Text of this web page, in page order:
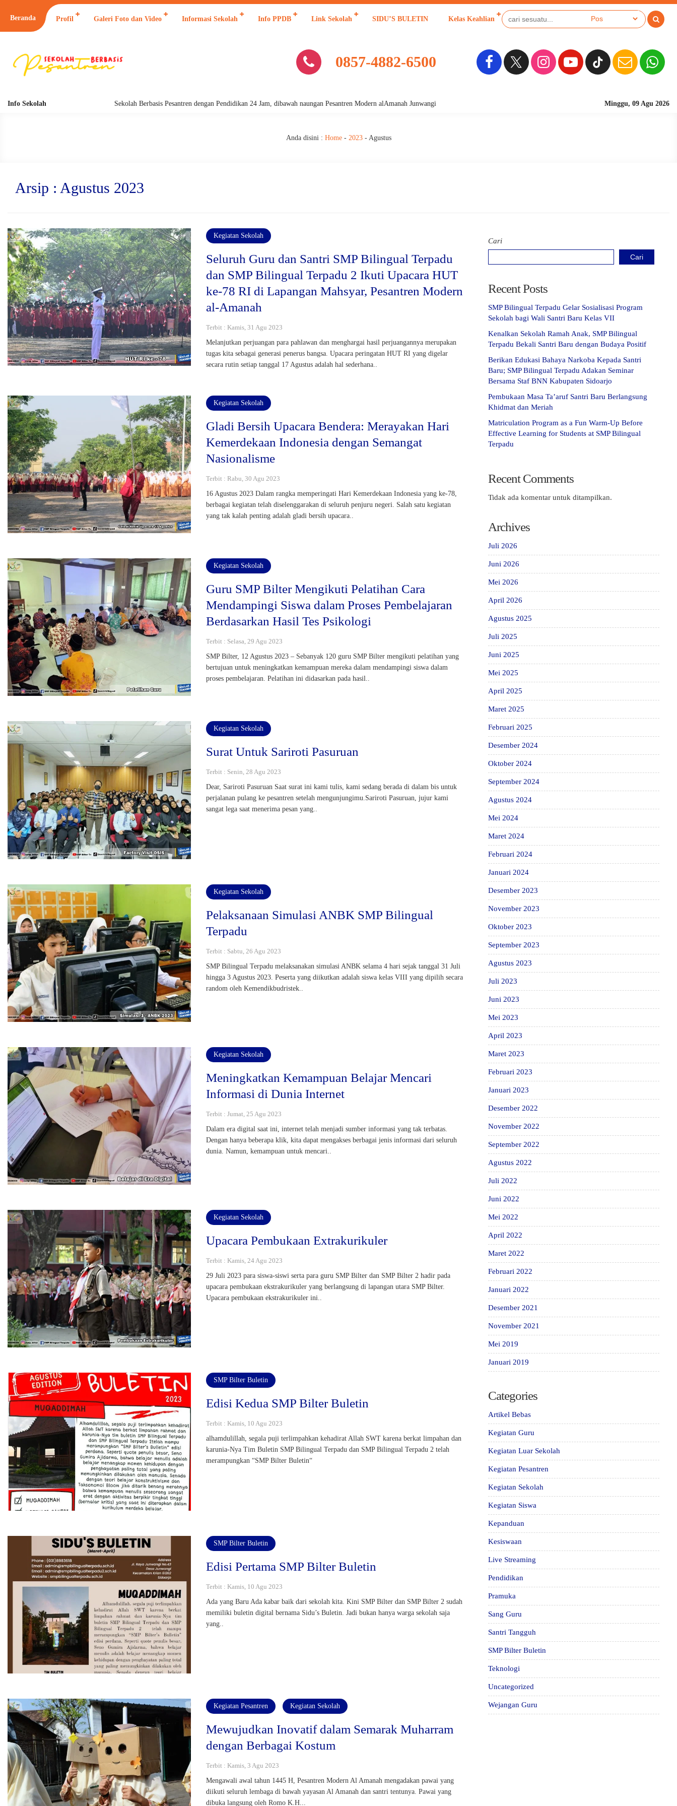
Beranda Profil Galeri Foto dan Video Informasi Sekolah Info PPDB Link Sekolah SIDU’S BULETIN Kelas Keahlian
0857-4882-6500
Info Sekolah Minggu, 09 Agu 2026
Sekolah Berbasis
Sekolah Berbasis Pesantren dengan Pendidikan 24 Jam, dibawah naungan Pesantren Modern alAmanah Junwangi
Anda disini : Home- 2023- Agustus
Arsip : Agustus 2023
Kegiatan Sekolah
Seluruh Guru dan Santri SMP Bilingual Terpadu
dan SMP Bilingual Terpadu 2 Ikuti Upacara HUT
ke-78 RI di Lapangan Mahsyar, Pesantren Modern
al-Amanah
Terbit : Kamis, 31 Agu 2023
Melanjutkan perjuangan para pahlawan dan menghargai hasil perjuangannya merupakan
tugas kita sebagai generasi penerus bangsa. Upacara peringatan HUT RI yang digelar
secara rutin setiap tanggal 17 Agustus adalah hal sederhana..
Kegiatan Sekolah
Gladi Bersih Upacara Bendera: Merayakan Hari
Kemerdekaan Indonesia dengan Semangat
Nasionalisme
Terbit : Rabu, 30 Agu 2023
16 Agustus 2023 Dalam rangka memperingati Hari Kemerdekaan Indonesia yang ke-78,
berbagai kegiatan telah diselenggarakan di seluruh penjuru negeri. Salah satu kegiatan
yang tak kalah penting adalah gladi bersih upacara..
Kegiatan Sekolah
Guru SMP Bilter Mengikuti Pelatihan Cara
Mendampingi Siswa dalam Proses Pembelajaran
Berdasarkan Hasil Tes Psikologi
Terbit : Selasa, 29 Agu 2023
SMP Bilter, 12 Agustus 2023 – Sebanyak 120 guru SMP Bilter mengikuti pelatihan yang
bertujuan untuk meningkatkan kemampuan mereka dalam mendampingi siswa dalam
proses pembelajaran. Pelatihan ini didasarkan pada hasil..
Kegiatan Sekolah
Surat Untuk Sariroti Pasuruan
Terbit : Senin, 28 Agu 2023
Dear, Sariroti Pasuruan Saat surat ini kami tulis, kami sedang berada di dalam bis untuk
perjalanan pulang ke pesantren setelah mengunjungimu.Sariroti Pasuruan, jujur kami
sangat lega saat menerima pesan yang..
Kegiatan Sekolah
Pelaksanaan Simulasi ANBK SMP Bilingual
Terpadu
Terbit : Sabtu, 26 Agu 2023
SMP Bilingual Terpadu melaksanakan simulasi ANBK selama 4 hari sejak tanggal 31 Juli
hingga 3 Agustus 2023. Peserta yang diikutkan adalah siswa kelas VIII yang dipilih secara
random oleh Kemendikbudristek..
Kegiatan Sekolah
Meningkatkan Kemampuan Belajar Mencari
Informasi di Dunia Internet
Terbit : Jumat, 25 Agu 2023
Dalam era digital saat ini, internet telah menjadi sumber informasi yang tak terbatas.
Dengan hanya beberapa klik, kita dapat mengakses berbagai jenis informasi dari seluruh
dunia. Namun, kemampuan untuk mencari..
Kegiatan Sekolah
Upacara Pembukaan Extrakurikuler
Terbit : Kamis, 24 Agu 2023
29 Juli 2023 para siswa-siswi serta para guru SMP Bilter dan SMP Bilter 2 hadir pada
upacara pembukaan ekstrakurikuler yang berlangsung di lapangan utara SMP Bilter.
Upacara pembukaan ekstrakurikuler ini..
SMP Bilter Buletin
Edisi Kedua SMP Bilter Buletin
Terbit : Kamis, 10 Agu 2023
alhamdulillah, segala puji terlimpahkan kehadirat Allah SWT karena berkat limpahan dan
karunia-Nya Tim Buletin SMP Bilingual Terpadu dan SMP Bilingual Terpadu 2 telah
merampungkan “SMP Bilter Buletin“
SMP Bilter Buletin
Edisi Pertama SMP Bilter Buletin
Terbit : Kamis, 10 Agu 2023
Ada yang Baru Ada kabar baik dari sekolah kita. Kini SMP Bilter dan SMP Bilter 2 sudah
memiliki buletin digital bernama Sidu’s Buletin. Jadi bukan hanya warga sekolah saja
yang..
Kegiatan Pesantren Kegiatan Sekolah
Mewujudkan Inovatif dalam Semarak Muharram
dengan Berbagai Kostum
Terbit : Kamis, 3 Agu 2023
Mengawali awal tahun 1445 H, Pesantren Modern Al Amanah mengadakan pawai yang
diikuti seluruh lembaga di bawah yayasan Al Amanah dan santri tentunya. Pawai yang
dibuka langsung oleh Romo K.H...
Cari
Cari
Recent Posts
SMP Bilingual Terpadu Gelar Sosialisasi Program
Sekolah bagi Wali Santri Baru Kelas VII
Kenalkan Sekolah Ramah Anak, SMP Bilingual
Terpadu Bekali Santri Baru dengan Budaya Positif
Berikan Edukasi Bahaya Narkoba Kepada Santri
Baru; SMP Bilingual Terpadu Adakan Seminar
Bersama Staf BNN Kabupaten Sidoarjo
Pembukaan Masa Ta’aruf Santri Baru Berlangsung
Khidmat dan Meriah
Matriculation Program as a Fun Warm-Up Before
Effective Learning for Students at SMP Bilingual
Terpadu
Recent Comments
Tidak ada komentar untuk ditampilkan.
Archives
Juli 2026
Juni 2026
Mei 2026
April 2026
Agustus 2025
Juli 2025
Juni 2025
Mei 2025
April 2025
Maret 2025
Februari 2025
Desember 2024
Oktober 2024
September 2024
Agustus 2024
Mei 2024
Maret 2024
Februari 2024
Januari 2024
Desember 2023
November 2023
Oktober 2023
September 2023
Agustus 2023
Juli 2023
Juni 2023
Mei 2023
April 2023
Maret 2023
Februari 2023
Januari 2023
Desember 2022
November 2022
September 2022
Agustus 2022
Juli 2022
Juni 2022
Mei 2022
April 2022
Maret 2022
Februari 2022
Januari 2022
Desember 2021
November 2021
Mei 2019
Januari 2019
Categories
Artikel Bebas
Kegiatan Guru
Kegiatan Luar Sekolah
Kegiatan Pesantren
Kegiatan Sekolah
Kegiatan Siswa
Kepanduan
Kesiswaan
Live Streaming
Pendidikan
Pramuka
Sang Guru
Santri Tangguh
SMP Bilter Buletin
Teknologi
Uncategorized
Wejangan Guru